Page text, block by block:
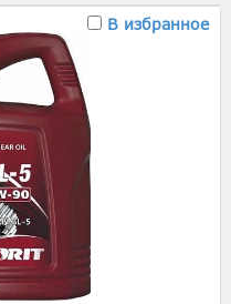
В избранное